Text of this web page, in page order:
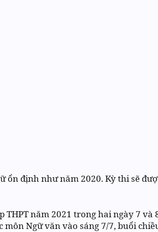
ổn định như năm 2020. Kỳ thi sẽ
năm 2021 trong hai ngày 7
Ngữ văn vào sáng 7/7, buổi